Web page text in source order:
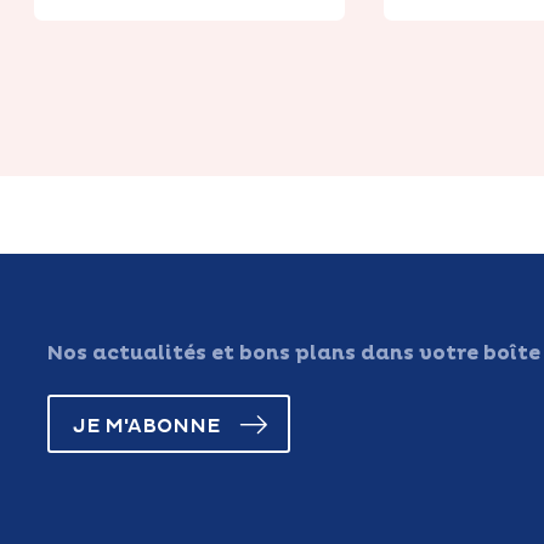
Nos actualités et bons plans dans votre
JE M'ABONNE